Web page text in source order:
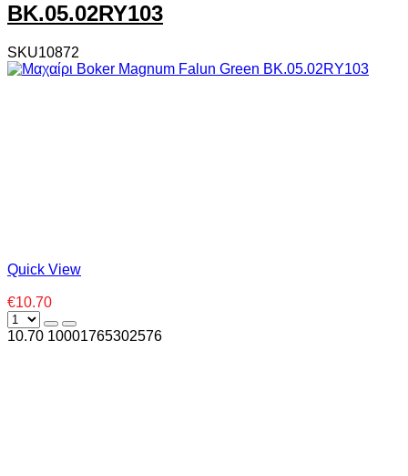
BK.05.02RY103
SKU10872
Quick View
€10.70
10.70 10001765302576